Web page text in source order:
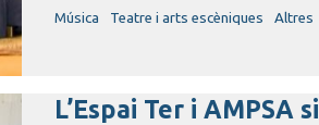
Música Teatre i arts escèniques Altres
L’Espai Ter i AMPSA